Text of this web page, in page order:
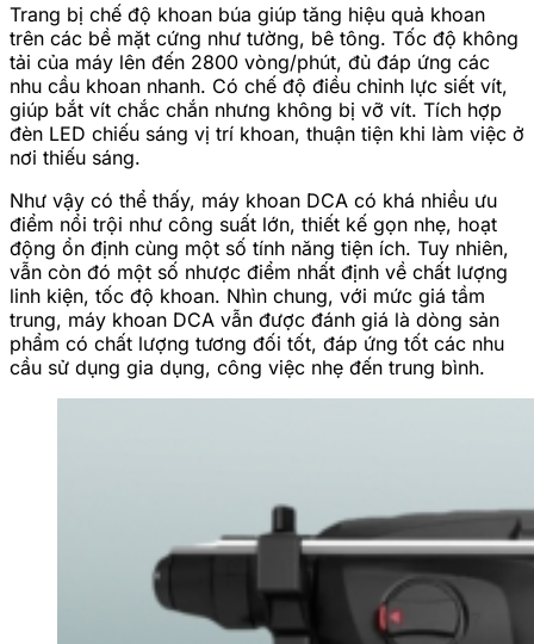
Trang bị chế độ khoan búa giúp tăng hiệu quả khoan
trên các bề mặt cứng như tường, bê tông. Tốc độ không
tải của máy lên đến 2800 vòng/phút, đủ đáp ứng các
nhu cầu khoan nhanh. Có chế độ điều chỉnh lực siết vít,
giúp bắt vít chắc chắn nhưng không bị vỡ vít. Tích hợp
đèn LED chiếu sáng vị trí khoan, thuận tiện khi làm việc ở
nơi thiếu sáng.
Như vậy có thể thấy, máy khoan DCA có khá nhiều ưu
điểm nổi trội như công suất lớn, thiết kế gọn nhẹ, hoạt
động ổn định cùng một số tính năng tiện ích. Tuy nhiên,
vẫn còn đó một số nhược điểm nhất định về chất lượng
linh kiện, tốc độ khoan. Nhìn chung, với mức giá tầm
trung, máy khoan DCA vẫn được đánh giá là dòng sản
phẩm có chất lượng tương đối tốt, đáp ứng tốt các nhu
cầu sử dụng gia dụng, công việc nhẹ đến trung bình.